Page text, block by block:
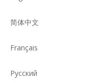
简体中文
Français
Pусский